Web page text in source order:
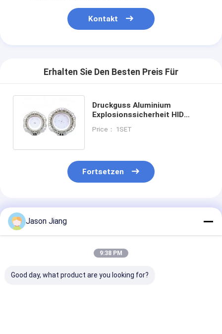
Kontakt
Erhalten Sie Den Besten Preis Für
Druckguss Aluminium
Explosionssicherheit HID
Zertifiziert IP65 9
Price： 1SET
Fortsetzen
Empfohlene Produkte
Jason Jiang
9:38 PM
Good day, what product are you looking for?